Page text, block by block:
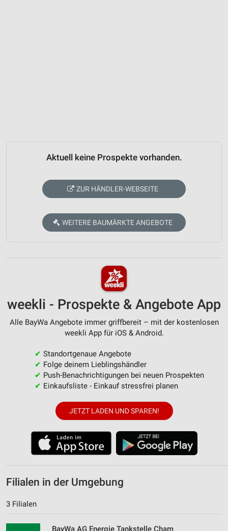
Aktuell keine Prospekte vorhanden.
ZUR HÄNDLER-WEBSEITE
WEITERE BAUMÄRKTE ANGEBOTE
weekli - Prospekte & Angebote App
Alle BayWa Angebote immer griffbereit – mit der kostenlosen
weekli App für iOS & Android.
✔ Standortgenaue Angebote
✔ Folge deinem Lieblingshändler
✔ Push-Benachrichtigungen bei neuen Prospekten
✔ Einkaufsliste - Einkauf stressfrei planen
JETZT LADEN UND SPAREN!
Filialen in der Umgebung
3 Filialen
BayWa AG Energie Tankstelle Cham